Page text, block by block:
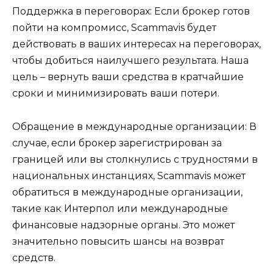
Поддержка в переговорах: Если брокер готов
пойти на компромисс, Scammavis будет
действовать в ваших интересах на переговорах,
чтобы добиться наилучшего результата. Наша
цель – вернуть ваши средства в кратчайшие
сроки и минимизировать ваши потери.
Обращение в международные организации: В
случае, если брокер зарегистрирован за
границей или вы столкнулись с трудностями в
национальных инстанциях, Scammavis может
обратиться в международные организации,
такие как Интерпол или международные
финансовые надзорные органы. Это может
значительно повысить шансы на возврат
средств.